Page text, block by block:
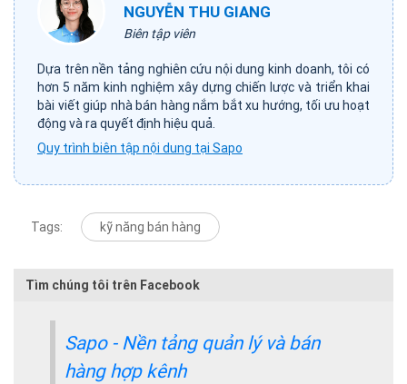
NGUYỄN THU GIANG
Biên tập viên
Dựa trên nền tảng nghiên cứu nội dung kinh doanh, tôi có
hơn 5 năm kinh nghiệm xây dựng chiến lược và triển khai
bài viết giúp nhà bán hàng nắm bắt xu hướng, tối ưu hoạt
động và ra quyết định hiệu quả.
Quy trình biên tập nội dung tại Sapo
Tags: kỹ năng bán hàng
Tìm chúng tôi trên Facebook
Sapo - Nền tảng quản lý và bán
hàng hợp kênh